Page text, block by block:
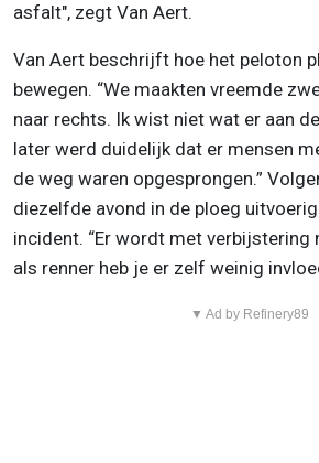
asfalt", zegt Van Aert.
Van Aert beschrijft hoe het peloton
bewegen. “We maakten vreemde
naar rechts. Ik wist niet wat er aan
later werd duidelijk dat er mensen
de weg waren opgesprongen.”
diezelfde avond in de ploeg
incident. “Er wordt met verbijstering
als renner heb je er zelf weinig
▼ Ad by Refinery89